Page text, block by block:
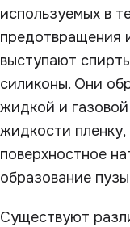
используемых в
предотвращения
выступают
силиконы. Они
жидкой и
жидкости
поверхностное
образование
Существуют